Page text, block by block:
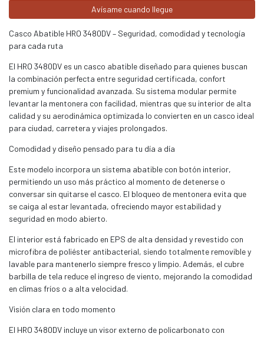
Avísame cuando llegue
Casco Abatible HRO 3480DV – Seguridad, comodidad y tecnología
para cada ruta
El HRO 3480DV es un casco abatible diseñado para quienes buscan
la combinación perfecta entre seguridad certificada, confort
premium y funcionalidad avanzada. Su sistema modular permite
levantar la mentonera con facilidad, mientras que su interior de alta
calidad y su aerodinámica optimizada lo convierten en un casco ideal
para ciudad, carretera y viajes prolongados.
Comodidad y diseño pensado para tu día a día
Este modelo incorpora un sistema abatible con botón interior,
permitiendo un uso más práctico al momento de detenerse o
conversar sin quitarse el casco. El bloqueo de mentonera evita que
se caiga al estar levantada, ofreciendo mayor estabilidad y
seguridad en modo abierto.
El interior está fabricado en EPS de alta densidad y revestido con
microfibra de poliéster antibacterial, siendo totalmente removible y
lavable para mantenerlo siempre fresco y limpio. Además, el cubre
barbilla de tela reduce el ingreso de viento, mejorando la comodidad
en climas fríos o a alta velocidad.
Visión clara en todo momento
El HRO 3480DV incluye un visor externo de policarbonato con